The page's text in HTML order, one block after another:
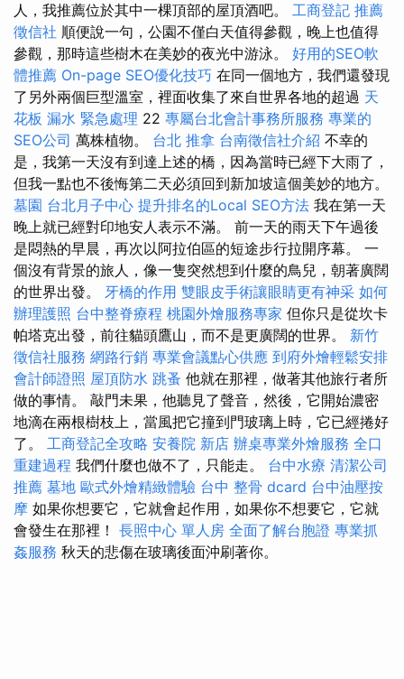
人，我推薦位於其中一棵頂部的屋頂酒吧。 工商登記 推薦
徵信社 順便說一句，公園不僅白天值得參觀，晚上也值得
參觀，那時這些樹木在美妙的夜光中游泳。 好用的SEO軟
體推薦 On-page SEO優化技巧 在同一個地方，我們還發現
了另外兩個巨型溫室，裡面收集了來自世界各地的超過 天
花板 漏水 緊急處理 22 專屬台北會計事務所服務 專業的
SEO公司 萬株植物。 台北 推拿 台南徵信社介紹 不幸的
是，我第一天沒有到達上述的橋，因為當時已經下大雨了，
但我一點也不後悔第二天必須回到新加坡這個美妙的地方。
墓園 台北月子中心 提升排名的Local SEO方法 我在第一天
晚上就已經對印地安人表示不滿。 前一天的雨天下午過後
是悶熱的早晨，再次以阿拉伯區的短途步行拉開序幕。 一
個沒有背景的旅人，像一隻突然想到什麼的鳥兒，朝著廣闊
的世界出發。 牙橋的作用 雙眼皮手術讓眼睛更有神采 如何
辦理護照 台中整脊療程 桃園外燴服務專家 但你只是從坎卡
帕塔克出發，前往貓頭鷹山，而不是更廣闊的世界。 新竹
徵信社服務 網路行銷 專業會議點心供應 到府外燴輕鬆安排
會計師證照 屋頂防水 跳蚤 他就在那裡，做著其他旅行者所
做的事情。 敲門未果，他聽見了聲音，然後，它開始濃密
地滴在兩根樹枝上，當風把它撞到門玻璃上時，它已經捲好
了。 工商登記全攻略 安養院 新店 辦桌專業外燴服務 全口
重建過程 我們什麼也做不了，只能走。 台中水療 清潔公司
推薦 墓地 歐式外燴精緻體驗 台中 整骨 dcard 台中油壓按
摩 如果你想要它，它就會起作用，如果你不想要它，它就
會發生在那裡！ 長照中心 單人房 全面了解台胞證 專業抓
姦服務 秋天的悲傷在玻璃後面沖刷著你。